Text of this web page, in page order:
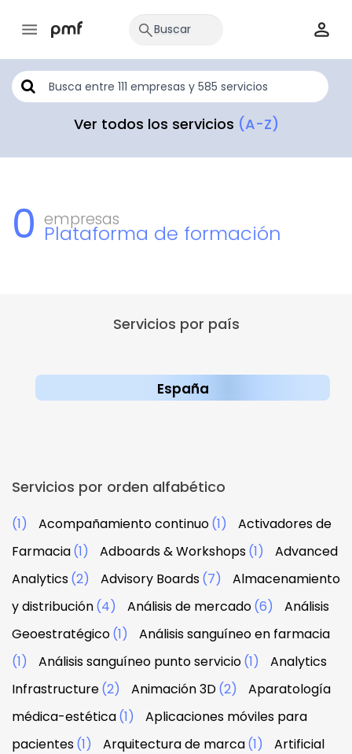
Ver todos los servicios (A-Z)
0 empresas
Plataforma de formación
Servicios por país
España
Servicios por orden alfabético
(1) Acompañamiento continuo(1)
Activadores de
Farmacia(1) Adboards & Workshops(1)
Advanced
Analytics(2) Advisory Boards(7)
Almacenamiento
y distribución(4) Análisis de mercado(6)
Análisis
Geoestratégico(1)
Análisis sanguíneo en farmacia
(1)
Análisis sanguíneo punto servicio(1)
Analytics
Infrastructure(2) Animación 3D(2)
Aparatología
médica-estética(1)
Aplicaciones móviles para
pacientes(1) Arquitectura de marca(1)
Artificial